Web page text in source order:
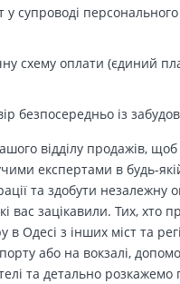
у супроводі персонального
схему оплати (єдиний
безпосередньо із
відділу продажів, щоб
експертами в будь-
та здобути незалежну
вас зацікавили. Тих, хто
в Одесі з інших міст та
або на вокзалі,
та детально розкажемо